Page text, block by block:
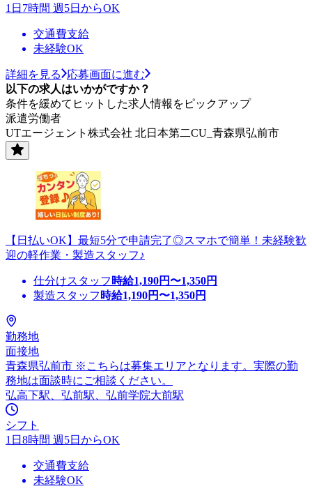
1日7時間 週5日からOK
交通費支給
未経験OK
詳細を見る
応募画面に進む
以下の求人はいかがですか？
条件を緩めてヒットした求人情報をピックアップ
派遣労働者
UTエージェント株式会社 北日本第二CU_青森県弘前市
【日払いOK】最短5分で申請完了◎スマホで簡単！未経験歓
迎の軽作業・製造スタッフ♪
仕分けスタッフ 時給1,190円〜1,350円
製造スタッフ 時給1,190円〜1,350円
勤務地
面接地
青森県弘前市 ※こちらは募集エリアとなります。実際の勤
務地は面談時にご相談ください。
弘高下駅、弘前駅、弘前学院大前駅
シフト
1日8時間 週5日からOK
交通費支給
未経験OK